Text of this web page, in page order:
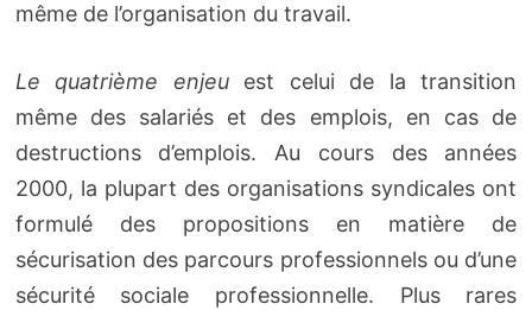
même de l’organisation du travail.
Le quatrième enjeuest celui de la transition
même des salariés et des emplois, en cas de
destructions d’emplois. Au cours des années
2000, la plupart des organisations syndicales ont
formulé des propositions en matière de
sécurisation des parcours professionnels ou d’une
sécurité sociale professionnelle. Plus rares